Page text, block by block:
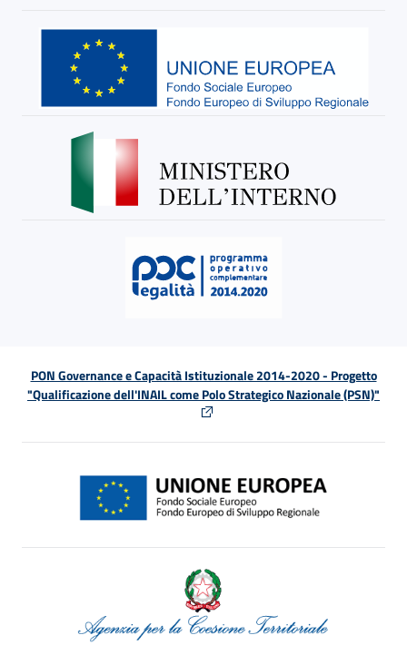
PON Governance e Capacità Istituzionale 2014-2020 - Progetto
"Qualificazione dell'INAIL come Polo Strategico Nazionale (PSN)"